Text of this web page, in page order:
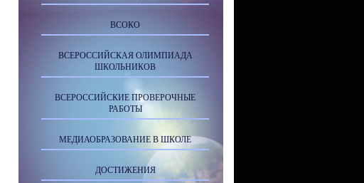
ВСОКО
ВСЕРОССИЙСКАЯ ОЛИМПИАДА
ШКОЛЬНИКОВ
ВСЕРОССИЙСКИЕ ПРОВЕРОЧНЫЕ
РАБОТЫ
МЕДИАОБРАЗОВАНИЕ В ШКОЛЕ
ДОСТИЖЕНИЯ